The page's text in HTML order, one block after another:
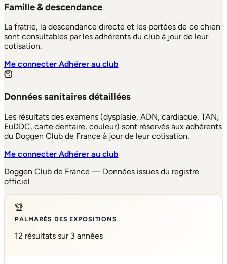
Famille & descendance
La fratrie, la descendance directe et les portées de ce chien
sont consultables par les adhérents du club à jour de leur
cotisation.
Me connecterAdhérer au club
Données sanitaires détaillées
Les résultats des examens (dysplasie, ADN, cardiaque, TAN,
EuDDC, carte dentaire, couleur) sont réservés aux adhérents
du Doggen Club de France à jour de leur cotisation.
Me connecterAdhérer au club
Doggen Club de France — Données issues du registre
officiel
🏆
PALMARÈS DES EXPOSITIONS
12 résultats sur 3 années